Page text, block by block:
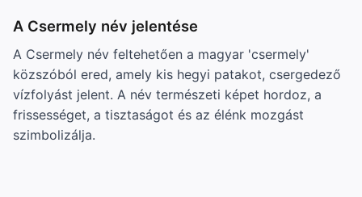
A Csermely név jelentése
A Csermely név feltehetően a magyar 'csermely'
közszóból ered, amely kis hegyi patakot, csergedező
vízfolyást jelent. A név természeti képet hordoz, a
frissességet, a tisztaságot és az élénk mozgást
szimbolizálja.